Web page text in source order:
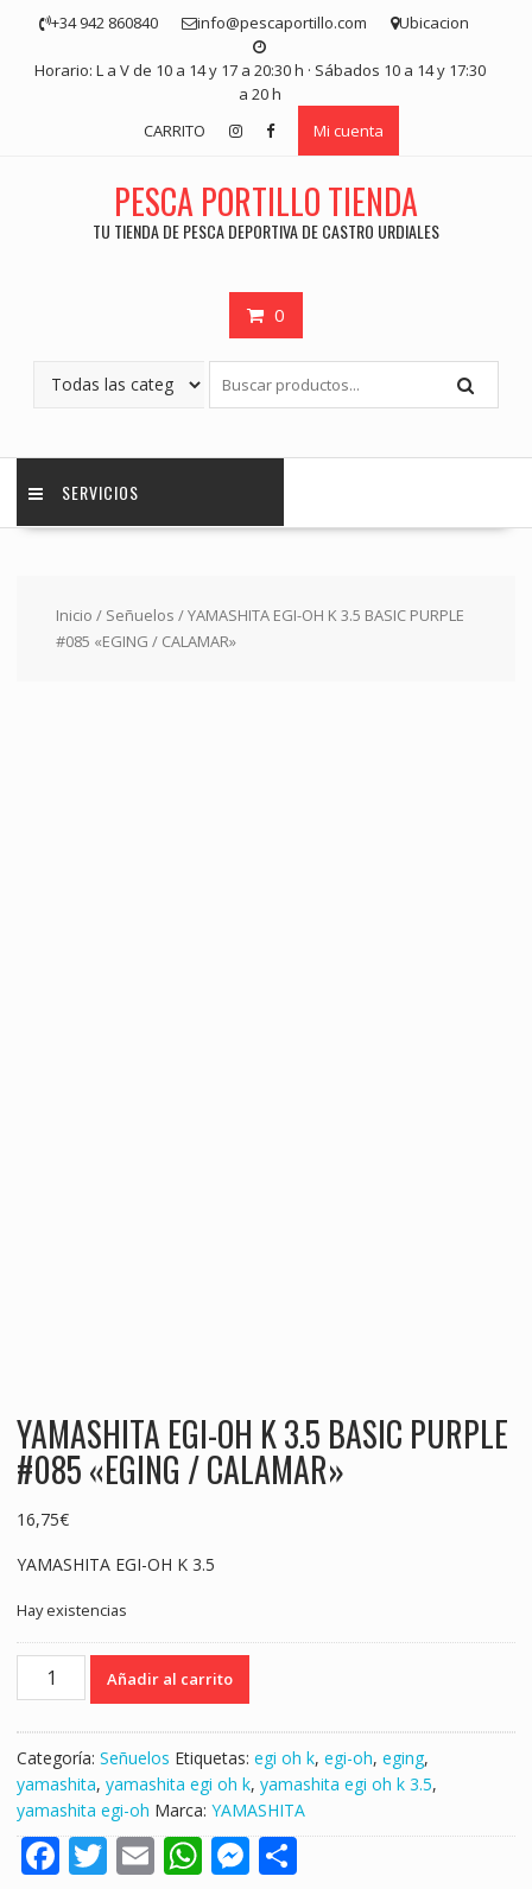
contenido
+34 942 860840 info@pescaportillo.com Ubicacion
Horario: L a V de 10 a 14 y 17 a 20:30 h · Sábados 10 a 14 y 17:30
a 20 h
CARRITO
Mi cuenta
PESCA PORTILLO TIENDA
TU TIENDA DE PESCA DEPORTIVA DE CASTRO URDIALES
0
SERVICIOS
Inicio / Señuelos / YAMASHITA EGI-OH K 3.5 BASIC PURPLE
#085 «EGING / CALAMAR»
YAMASHITA EGI-OH K 3.5 BASIC PURPLE
#085 «EGING / CALAMAR»
16,75€
YAMASHITA EGI-OH K 3.5
Hay existencias
YAMASHITA
3.5
BASIC
PURPLE
#085
"EGING
Añadir al carrito
Categoría: Señuelos Etiquetas: egi oh k, egi-oh, eging,
yamashita, yamashita egi oh k, yamashita egi oh k 3.5,
yamashita egi-oh Marca: YAMASHITA
F T E W M S